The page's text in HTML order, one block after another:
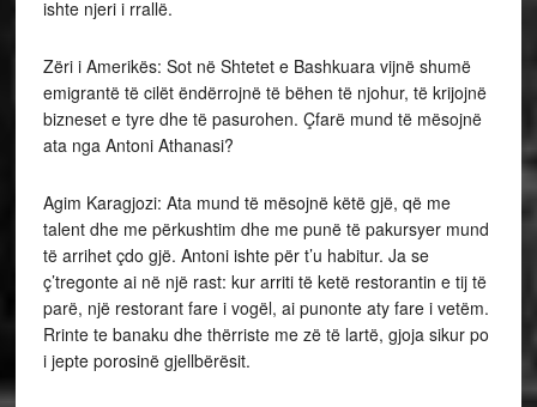
ishte njeri i rrallë.
Zëri i Amerikës: Sot në Shtetet e Bashkuara vijnë shumë
emigrantë të cilët ëndërrojnë të bëhen të njohur, të krijojnë
bizneset e tyre dhe të pasurohen. Çfarë mund të mësojnë
ata nga Antoni Athanasi?
Agim Karagjozi: Ata mund të mësojnë këtë gjë, që me
talent dhe me përkushtim dhe me punë të pakursyer mund
të arrihet çdo gjë. Antoni ishte për t’u habitur. Ja se
ç’tregonte ai në një rast: kur arriti të ketë restorantin e tij të
parë, një restorant fare i vogël, ai punonte aty fare i vetëm.
Rrinte te banaku dhe thërriste me zë të lartë, gjoja sikur po
i jepte porosinë gjellbërësit.